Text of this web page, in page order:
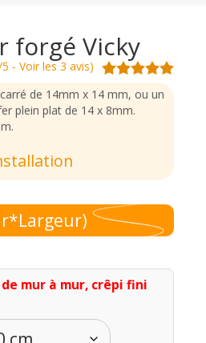
forgé Vicky
- Voir les 3 avis)
de 14mm x 14 mm, ou un
plein plat de 14 x 8mm.
mur à mur, crêpi fini